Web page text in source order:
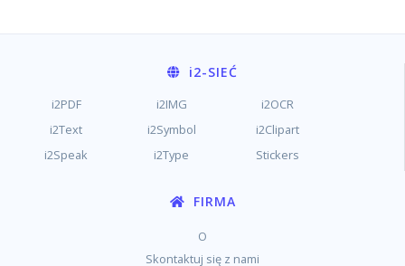
i2-SIEĆ
i2PDF i2IMG
i2OCR
i2Text
i2Symbol
i2Clipart
i2Speak
i2Type Stickers
FIRMA
O
Skontaktuj się z nami